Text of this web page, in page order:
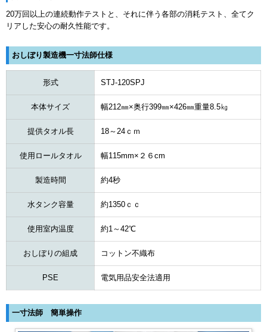
20万回以上の連続動作テストと、それに伴う各部の消耗テスト、全てク
リアした安心の耐久性能です。
おしぼり製造機一寸法師仕様
形式 STJ-120SPJ
本体サイズ 幅212㎜×奥行399㎜×426㎜重量8.5㎏
提供タオル長 18～24ｃｍ
使用ロールタオル 幅115mm×２６cm
製造時間 約4秒
水タンク容量 約1350ｃｃ
使用室内温度 約1～42℃
おしぼりの組成 コットン不織布
PSE 電気用品安全法適用
一寸法師 簡単操作